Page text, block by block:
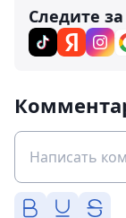
Следите